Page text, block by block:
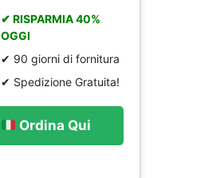
✔ RISPARMIA 40%
OGGI
✔ 90 giorni di fornitura
✔ Spedizione Gratuita!
Ordina Qui